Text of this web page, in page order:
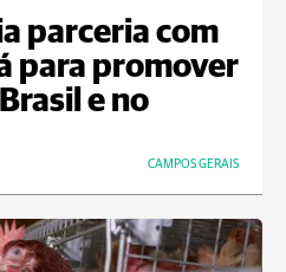
parceria com
para promover
e no
CAMPOS GERAIS